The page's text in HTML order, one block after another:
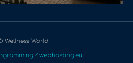
Wellness World
4webhosting.eu